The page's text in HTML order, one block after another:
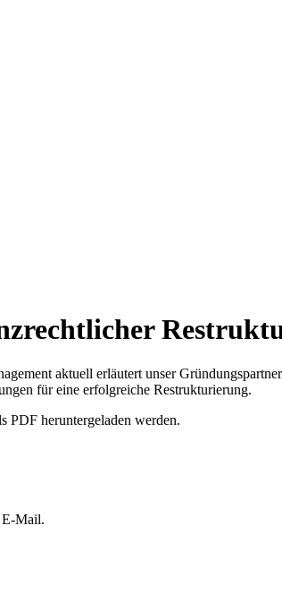
aktuell erläutert unser
für eine erfolgreiche Restrukturierung.
PDF heruntergeladen werden.
E-Mail.